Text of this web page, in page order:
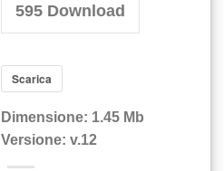
595 Download
Scarica
Dimensione: 1.45 Mb
Versione:v.12